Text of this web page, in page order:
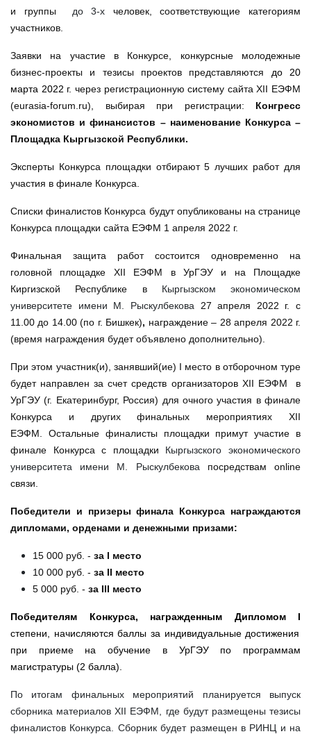
и группы до 3-х человек, соответствующие категориям
участников.
Заявки на участие в Конкурсе, конкурсные молодежные
бизнес-проекты и тезисы проектов представляются до 20
марта 2022 г. через регистрационную систему сайта XII ЕЭФМ
(eurasia-forum.ru), выбирая при регистрации: Конгресс
экономистов и финансистов – наименование Конкурса –
Площадка Кыргызской Республики.
Эксперты Конкурса площадки отбирают 5 лучших работ для
участия в финале Конкурса.
Списки финалистов Конкурса будут опубликованы на странице
Конкурса площадки сайта ЕЭФМ 1 апреля 2022 г.
Финальная защита работ состоится одновременно на
головной площадке XII ЕЭФМ в УрГЭУ и на Площадке
Киргизской Республике в Кыргызском экономическом
университете имени М. Рыскулбекова 27 апреля 2022 г.
с
11.00 до 14.00 (по г. Бишкек), награждение – 28 апреля 2022 г.
(время награждения будет объявлено дополнительно).
При этом участник(и), занявший(ие) I место в отборочном туре
будет направлен за счет средств организаторов XII ЕЭФМ в
УрГЭУ (г. Екатеринбург, Россия) для очного участия в финале
Конкурса и других финальных мероприятиях XII
ЕЭФМ. Остальные финалисты площадки примут участие в
финале Конкурса с площадки Кыргызского экономического
университета имени М. Рыскулбекова посредствам online
связи.
Победители и призеры финала Конкурса награждаются
дипломами, орденами и денежными призами:
15 000 руб. - за I место
10 000 руб. - за II место
5 000 руб. - за III место
Победителям Конкурса, награжденным Дипломом I
степени, начисляются баллы за индивидуальные достижения
при приеме на обучение в УрГЭУ по программам
магистратуры (2 балла).
По итогам финальных мероприятий планируется выпуск
сборника материалов XII ЕЭФМ, где будут размещены тезисы
финалистов Конкурса. Сборник будет размещен в РИНЦ и на